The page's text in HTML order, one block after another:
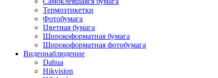
Термоэтикетки
Фотобумага
Цветная бумага
Широкоформатная бумага
Широкоформатная фотобумага
Видеонаблюдение
Dahua
Hikvision